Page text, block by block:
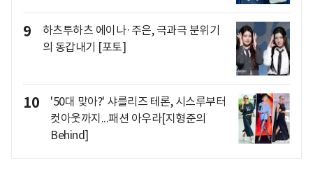
9
하츠투하츠 에이나·주은, 극과극 분위기
의 동갑내기 [포토]
10
'50대 맞아?' 샤를리즈 테론, 시스루부터
컷아웃까지...패션 아우라[지형준의
Behind]